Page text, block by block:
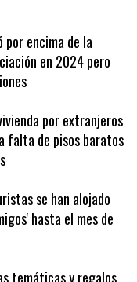
por encima de la
en 2024 pero
por extranjeros
falta de pisos baratos
se han alojado
hasta el mes de
temáticas y regalos